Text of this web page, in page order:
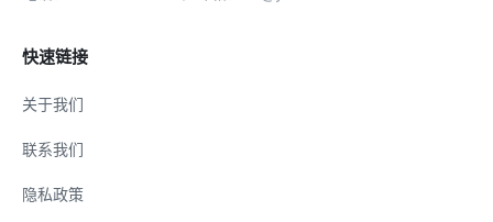
快速链接
关于我们
联系我们
隐私政策